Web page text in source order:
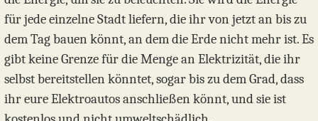
für jede einzelne Stadt liefern, die ihr von jetzt an bis zu
dem Tag bauen könnt, an dem die Erde nicht mehr ist. Es
gibt keine Grenze für die Menge an Elektrizität, die ihr
selbst bereitstellen könntet, sogar bis zu dem Grad, dass
ihr eure Elektroautos anschließen könnt, und sie ist